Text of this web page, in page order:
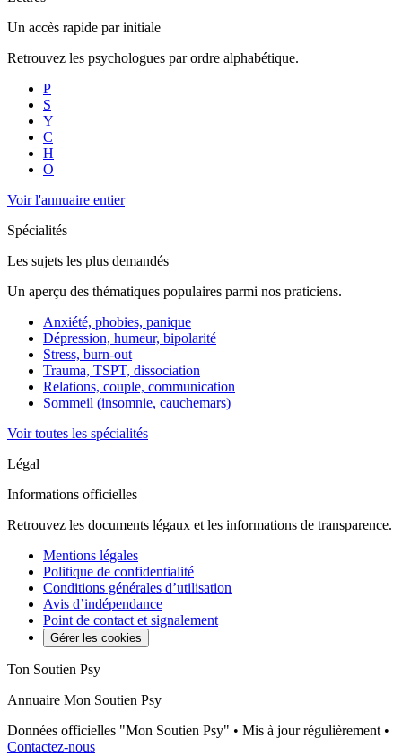
Un accès rapide par initiale
Retrouvez les psychologues par ordre alphabétique.
P
S
Y
C
H
O
Voir l'annuaire entier
Spécialités
Les sujets les plus demandés
Un aperçu des thématiques populaires parmi nos praticiens.
Anxiété, phobies, panique
Dépression, humeur, bipolarité
Stress, burn-out
Trauma, TSPT, dissociation
Relations, couple, communication
Sommeil (insomnie, cauchemars)
Voir toutes les spécialités
Légal
Informations officielles
Retrouvez les documents légaux et les informations de transparence.
Mentions légales
Politique de confidentialité
Conditions générales d’utilisation
Avis d’indépendance
Point de contact et signalement
Gérer les cookies
Ton Soutien Psy
Annuaire Mon Soutien Psy
Données officielles "Mon Soutien Psy" • Mis à jour régulièrement •
Contactez-nous